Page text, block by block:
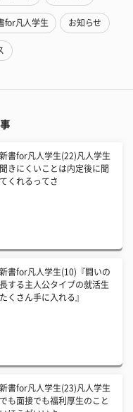
for凡人学生 お知らせ
書for凡人学生(22)凡人学生
きにくいことは内定後に聞
くれるってさ
書for凡人学生(10)『闘いの
する主人公タイプの就活生
くさん手に入れる』
書for凡人学生(23)凡人学生
も面接でも福利厚生のこと